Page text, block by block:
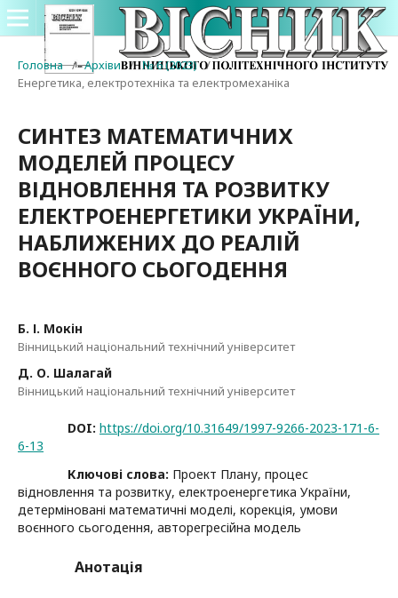
Головна / Архіви / № 6 (2023) /
Енергетика, електротехніка та електромеханіка
СИНТЕЗ МАТЕМАТИЧНИХ
МОДЕЛЕЙ ПРОЦЕСУ
ВІДНОВЛЕННЯ ТА РОЗВИТКУ
ЕЛЕКТРОЕНЕРГЕТИКИ УКРАЇНИ,
НАБЛИЖЕНИХ ДО РЕАЛІЙ
ВОЄННОГО СЬОГОДЕННЯ
Б. І. Мокін
Вінницький національний технічний університет
Д. О. Шалагай
Вінницький національний технічний університет
DOI: https://doi.org/10.31649/1997-9266-2023-171-6-
6-13
Ключові слова: Проект Плану, процес
відновлення та розвитку, електроенергетика України,
детерміновані математичні моделі, корекція, умови
воєнного сьогодення, авторегресійна модель
Анотація